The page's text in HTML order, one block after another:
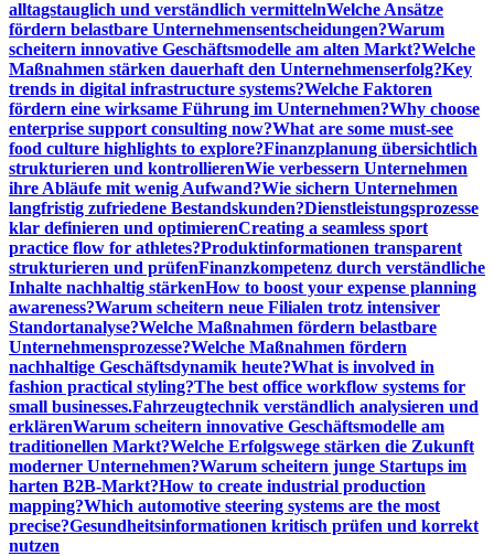
alltagstauglich und verständlich vermittelnWelche Ansätze
fördern belastbare Unternehmensentscheidungen?Warum
scheitern innovative Geschäftsmodelle am alten Markt?Welche
Maßnahmen stärken dauerhaft den Unternehmenserfolg?Key
trends in digital infrastructure systems?Welche Faktoren
fördern eine wirksame Führung im Unternehmen?Why choose
enterprise support consulting now?What are some must-see
food culture highlights to explore?Finanzplanung übersichtlich
strukturieren und kontrollierenWie verbessern Unternehmen
ihre Abläufe mit wenig Aufwand?Wie sichern Unternehmen
langfristig zufriedene Bestandskunden?Dienstleistungsprozesse
klar definieren und optimierenCreating a seamless sport
practice flow for athletes?Produktinformationen transparent
strukturieren und prüfenFinanzkompetenz durch verständliche
Inhalte nachhaltig stärkenHow to boost your expense planning
awareness?Warum scheitern neue Filialen trotz intensiver
Standortanalyse?Welche Maßnahmen fördern belastbare
Unternehmensprozesse?Welche Maßnahmen fördern
nachhaltige Geschäftsdynamik heute?What is involved in
fashion practical styling?The best office workflow systems for
small businesses.Fahrzeugtechnik verständlich analysieren und
erklärenWarum scheitern innovative Geschäftsmodelle am
traditionellen Markt?Welche Erfolgswege stärken die Zukunft
moderner Unternehmen?Warum scheitern junge Startups im
harten B2B-Markt?How to create industrial production
mapping?Which automotive steering systems are the most
precise?Gesundheitsinformationen kritisch prüfen und korrekt
nutzen